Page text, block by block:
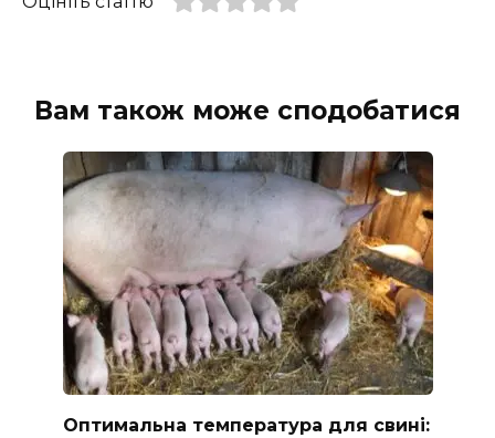
Вам також може сподобатися
Оптимальна температура для свині: